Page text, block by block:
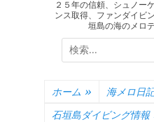
２５年の信頼、シュノー
ンス取得、ファンダイビ
垣島の海のメロ
検
索:
ホーム » 海メロ日
石垣島ダイビング情報